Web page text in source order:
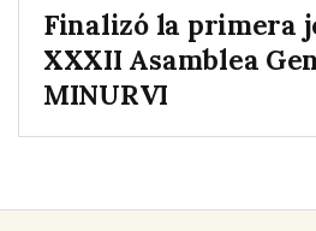
Finalizó la primera
XXXII Asamblea
MINURVI